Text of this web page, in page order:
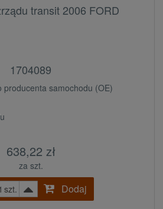
transit 2006 FORD
1704089
producenta samochodu (OE)
638,22 zł
za szt.
szt.
Dodaj